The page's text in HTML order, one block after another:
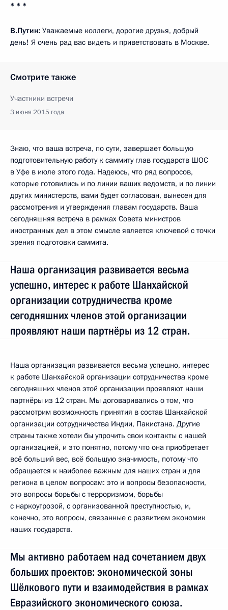
* * *
В.Путин: Уважаемые коллеги, дорогие друзья, добрый
день! Я очень рад вас видеть и приветствовать в Москве.
Смотрите также
Участники встречи
3 июня 2015 года
Знаю, что ваша встреча, по сути, завершает большую
подготовительную работу к саммиту глав государств ШОС
в Уфе в июле этого года. Надеюсь, что ряд вопросов,
которые готовились и по линии ваших ведомств, и по линии
других министерств, вами будет согласован, вынесен для
рассмотрения и утверждения главам государств. Ваша
сегодняшняя встреча в рамках Совета министров
иностранных дел в этом смысле является ключевой с точки
зрения подготовки саммита.
Наша организация развивается весьма
успешно, интерес к работе Шанхайской
организации сотрудничества кроме
сегодняшних членов этой организации
проявляют наши партнёры из 12 стран.
Наша организация развивается весьма успешно, интерес
к работе Шанхайской организации сотрудничества кроме
сегодняшних членов этой организации проявляют наши
партнёры из 12 стран. Мы договаривались о том, что
рассмотрим возможность принятия в состав Шанхайской
организации сотрудничества Индии, Пакистана. Другие
страны также хотели бы упрочить свои контакты с нашей
организацией, и это понятно, потому что она приобретает
всё больший вес, всё большую значимость, потому что
обращается к наиболее важным для наших стран и для
региона в целом вопросам: это и вопросы безопасности,
это вопросы борьбы с терроризмом, борьбы
с наркоугрозой, с организованной преступностью, и,
конечно, это вопросы, связанные с развитием экономик
наших государств.
Мы активно работаем над сочетанием двух
больших проектов: экономической зоны
Шёлкового пути и взаимодействия в рамках
Евразийского экономического союза.